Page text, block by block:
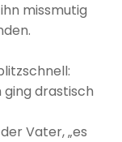
missmutig
ging drastisch
Vater, „es